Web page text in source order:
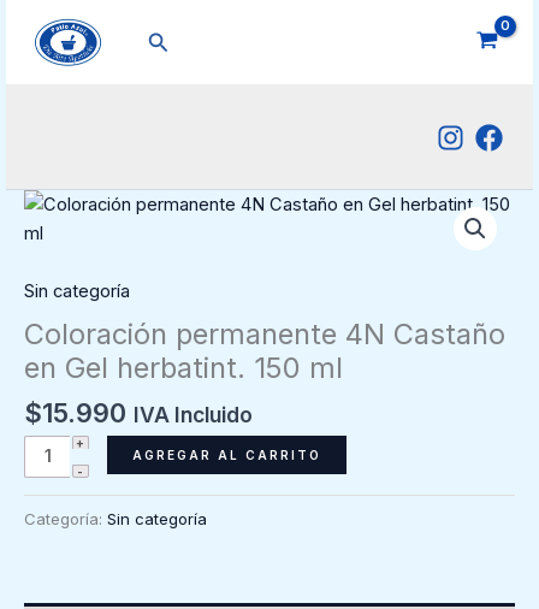
contenido
Buscar
Sin categoría
Coloración permanente 4N Castaño
en Gel herbatint. 150 ml
$15.990 IVA Incluido
Coloración
permanente
Castaño
AGREGAR AL CARRITO
Categoría: Sin categoría